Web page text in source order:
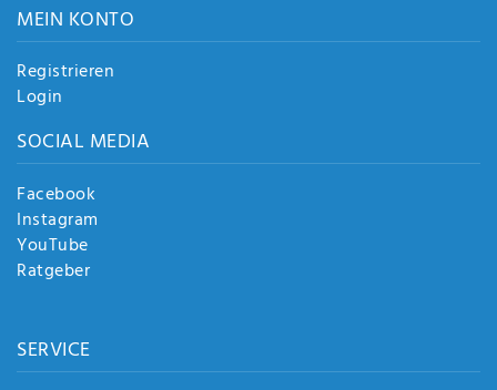
MEIN KONTO
Registrieren
Login
SOCIAL MEDIA
Facebook
Instagram
YouTube
Ratgeber
SERVICE